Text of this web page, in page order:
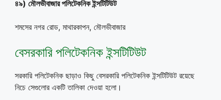
৪৯) মৌলভীবাজার পলিটেকনিক ইন্সটিটিউট
শমসের নগর রোড, মাথারকাপন, মৌলভীবাজার
বেসরকারি পলিটেকনিক ইন্সটিটিউট
সরকারি পলিটেকনিক ছাড়াও কিছু বেসরকারি পলিটেকনিক ইন্সটিটিউট রয়েছে
নিচে সেগুলোর একটি তালিকা দেওয়া হলো।